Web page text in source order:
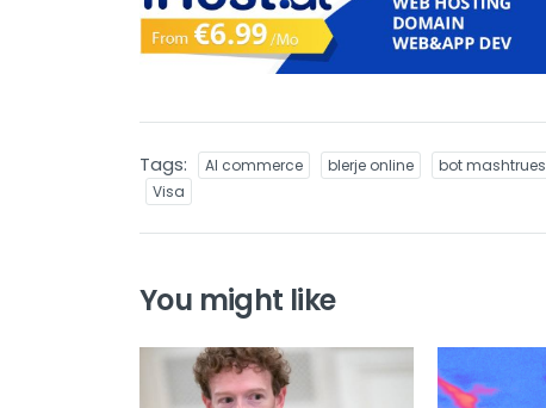
Tags: AI commerce blerje online bot mashtrues
Visa
You might like